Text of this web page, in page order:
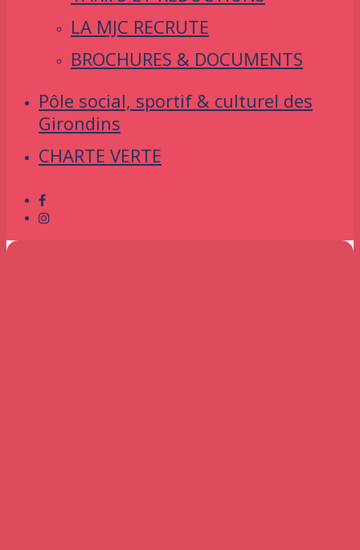
LA MJC RECRUTE
BROCHURES & DOCUMENTS
Pôle social, sportif & culturel des
Girondins
CHARTE VERTE
facebook
instagram